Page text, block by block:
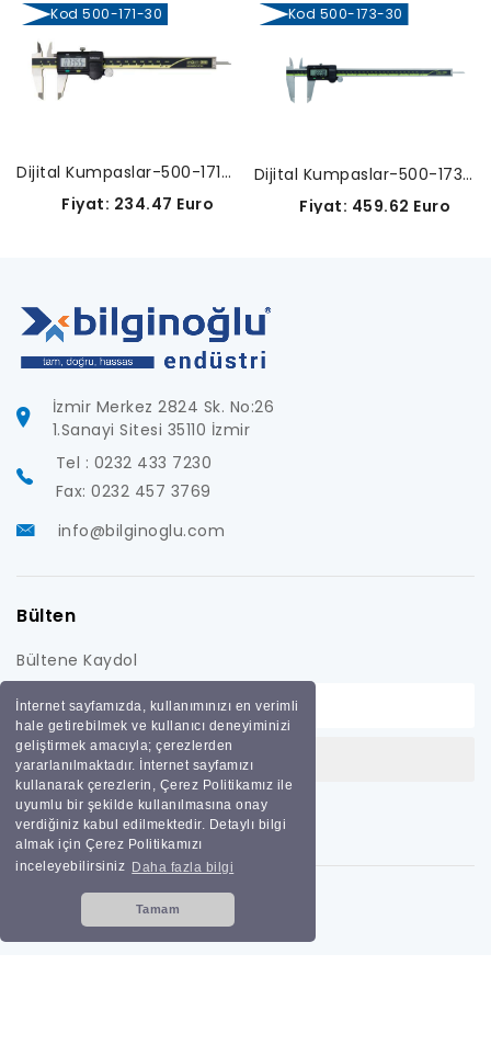
İnternet sayfamızda, kullanımınızı en verimli
hale getirebilmek ve kullanıcı deneyiminizi
geliştirmek amacıyla; çerezlerden
yararlanılmaktadır. İnternet sayfamızı
kullanarak çerezlerin, Çerez Politikamız ile
uyumlu bir şekilde kullanılmasına onay
verdiğiniz kabul edilmektedir. Detaylı bilgi
almak için Çerez Politikamızı
inceleyebilirsiniz Daha fazla bilgi
Tamam
Kod 500-171-30
Dijital Kumpaslar-500-171-30
Fiyat: 234.47 Euro
Kod 500-173-30
Dijital Kumpaslar-500-173-30
Fiyat: 459.62 Euro
İzmir Merkez 2824 Sk. No:26
1.Sanayi Sitesi 35110 İzmir
Tel : 0232 433 7230
Fax: 0232 457 3769
info@bilginoglu.com
Bülten
Bültene Kaydol